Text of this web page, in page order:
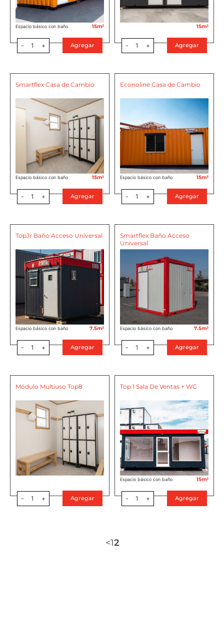
Espacio básico con baño 15m²
- 1 + Agregar
15m²
- 1 + Agregar
Smartflex Casa de Cambio
Espacio básico con baño 15m²
- 1 + Agregar
Econoline Casa de Cambio
Espacio básico con baño 15m²
- 1 + Agregar
TopJr Baño Acceso Universal
Espacio básico con baño 7.5m²
- 1 + Agregar
Smartflex Baño Acceso
Universal
Espacio básico con baño 7.5m²
- 1 + Agregar
Módulo Multiuso Top8
- 1 + Agregar
Top 1 Sala De Ventas + WC
Espacio básico con baño 15m²
- 1 + Agregar
<12